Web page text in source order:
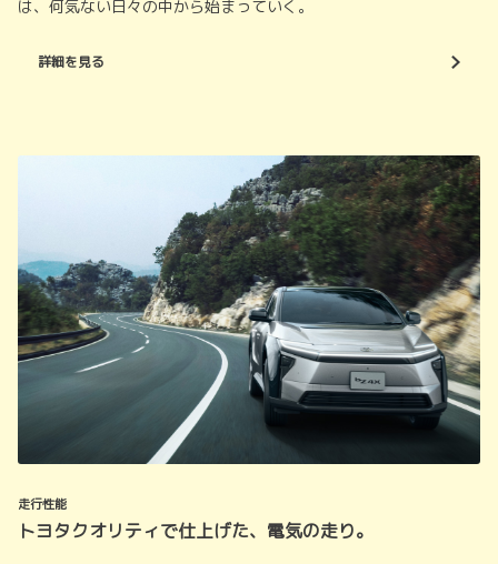
は、何気ない日々の中から始まっていく。
詳細を見る
走行性能
トヨタクオリティで仕上げた、電気の走り。